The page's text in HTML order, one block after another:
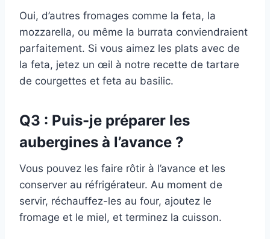
Oui, d’autres fromages comme la feta, la
mozzarella, ou même la burrata conviendraient
parfaitement. Si vous aimez les plats avec de
la feta, jetez un œil à notre recette de tartare
de courgettes et feta au basilic.
Q3 : Puis-je préparer les
aubergines à l’avance ?
Vous pouvez les faire rôtir à l’avance et les
conserver au réfrigérateur. Au moment de
servir, réchauffez-les au four, ajoutez le
fromage et le miel, et terminez la cuisson.